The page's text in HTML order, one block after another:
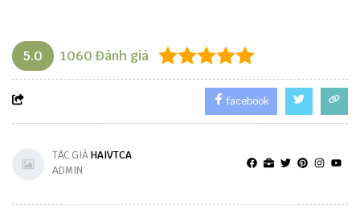
5.0 1060 Đánh giá
facebook
TÁC GIẢHAIVTCA
ADMIN